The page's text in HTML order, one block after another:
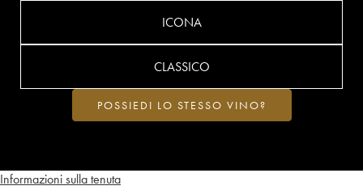
Informazioni sulla tenuta
ICONA
CLASSICO
POSSIEDI LO STESSO VINO?